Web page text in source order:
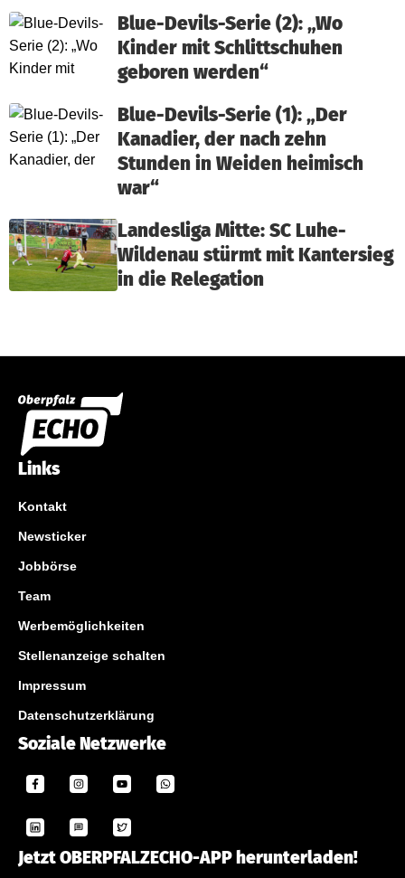
Blue-Devils-Serie (2): „Wo
Kinder mit Schlittschuhen
geboren werden“
Blue-Devils-Serie (1): „Der
Kanadier, der nach zehn
Stunden in Weiden heimisch
war“
Landesliga Mitte: SC Luhe-
Wildenau stürmt mit Kantersieg
in die Relegation
Links
Kontakt
Newsticker
Jobbörse
Team
Werbemöglichkeiten
Stellenanzeige schalten
Impressum
Datenschutzerklärung
Soziale Netzwerke
Jetzt OBERPFALZECHO-APP herunterladen!